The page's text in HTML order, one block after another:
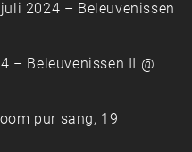
2024 – Beleuvenissen
– Beleuvenissen II @
pur sang, 19